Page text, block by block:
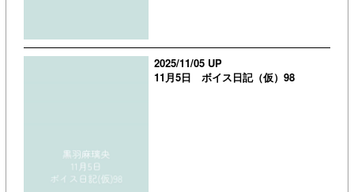
2025/11/05 UP
11月5日 ボイス日記（仮）98